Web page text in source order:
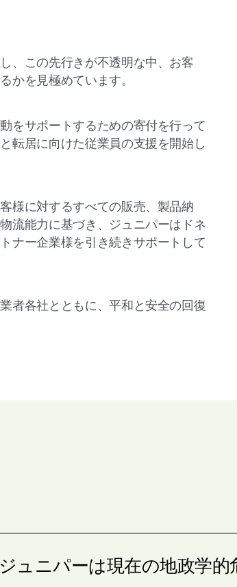
、この先行きが不透明な中、お客
かを見極めています。
をサポートするための寄付を行って
転居に向けた従業員の支援を開始し
様に対するすべての販売、製品納
流能力に基づき、ジュニパーはドネ
ナー企業様を引き続きサポートして
者各社とともに、平和と安全の回復
ュニパーは現在の地政学的